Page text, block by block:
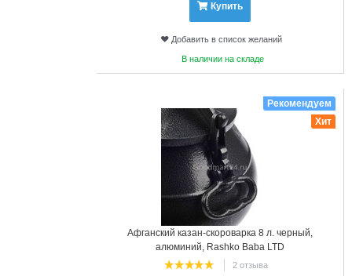
Купить
Добавить в список желаний
В наличии на складе
Афганский казан-скороварка 8 л. черный,
алюминий, Rashko Baba LTD
2 отзыва
Рекомендуем
Хит